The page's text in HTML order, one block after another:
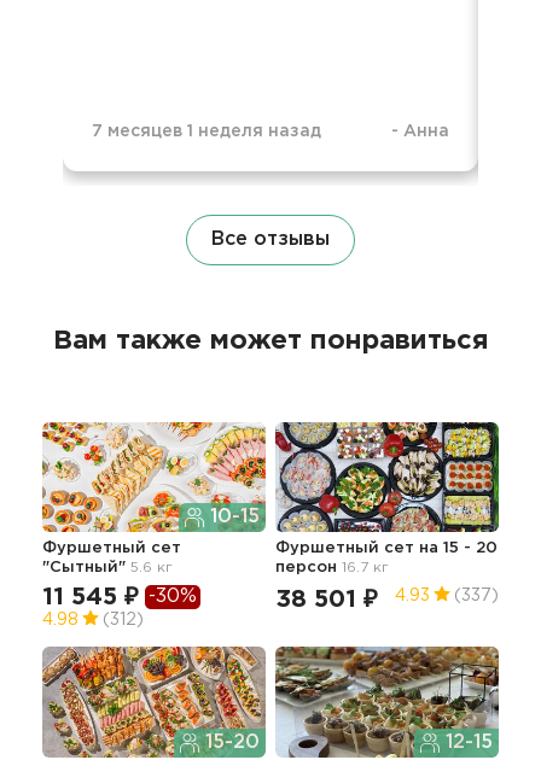
7 месяцев 1 неделя назад - Анна
Все отзывы
Вам также может понравиться
10-15
Фуршетный сет
"Сытный" 5.6 кг
11 545 ₽ -30%
4.98 (312)
Фуршетный сет на 15 - 20
персон 16.7 кг
38 501 ₽ 4.93 (337)
15-20 12-15